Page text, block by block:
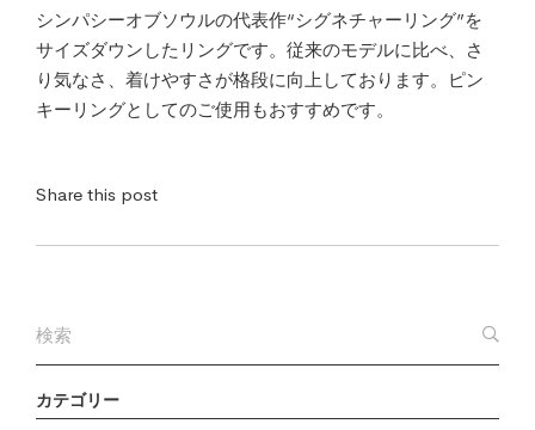
カテゴリー
シンパシーオブソウルの代表作“シグネチャーリング”を
サイズダウンしたリングです。従来のモデルに比べ、さ
り気なさ、着けやすさが格段に向上しております。ピン
キーリングとしてのご使用もおすすめです。
Share this post